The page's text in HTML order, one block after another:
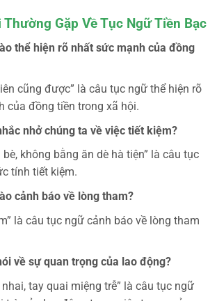
Thường Gặp Về Tục Ngữ Tiền Bạc
thể hiện rõ nhất sức mạnh của đồng
cũng được” là câu tục ngữ thể hiện rõ
của đồng tiền trong xã hội.
nhở chúng ta về việc tiết kiệm?
không bằng ăn dè hà tiện” là câu tục
tính tiết kiệm.
cảnh báo về lòng tham?
là câu tục ngữ cảnh báo về lòng tham
về sự quan trọng của lao động?
tay quai miệng trễ” là câu tục ngữ